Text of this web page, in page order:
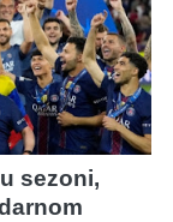
sezoni,